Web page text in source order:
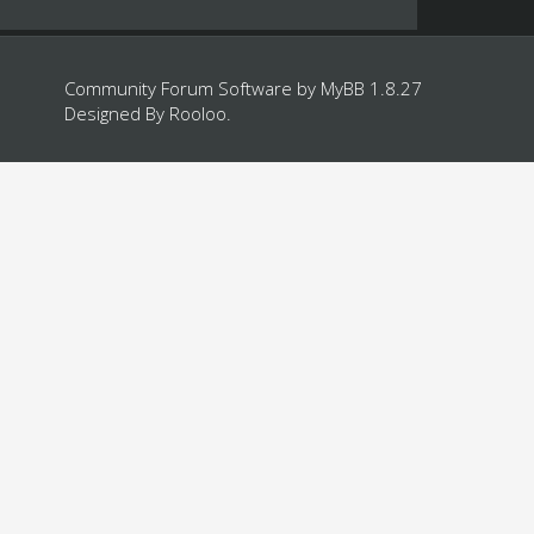
Community Forum Software by MyBB 1.8.27
Designed By Rooloo.